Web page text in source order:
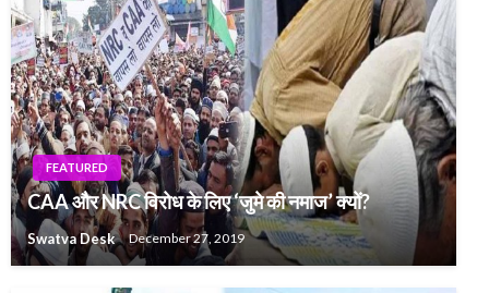
FEATURED
CAA और NRC विरोध के लिए ‘जुमे की नमाज’ क्यों?
Swatva Desk December 27, 2019